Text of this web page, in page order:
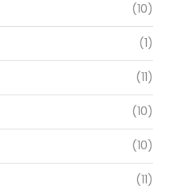
(10)
(1)
(11)
(10)
(10)
(11)